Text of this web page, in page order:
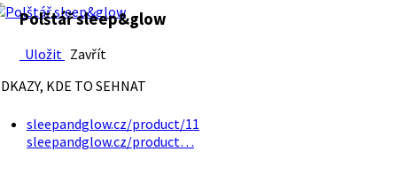
Polštář sleep&glow
Uložit Zavřít
KDE TO SEHNAT
sleepandglow.cz/product/11
sleepandglow.cz/product…